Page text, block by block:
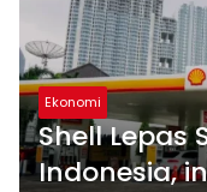
Ekonomi
Shell Lepas
Indonesia,